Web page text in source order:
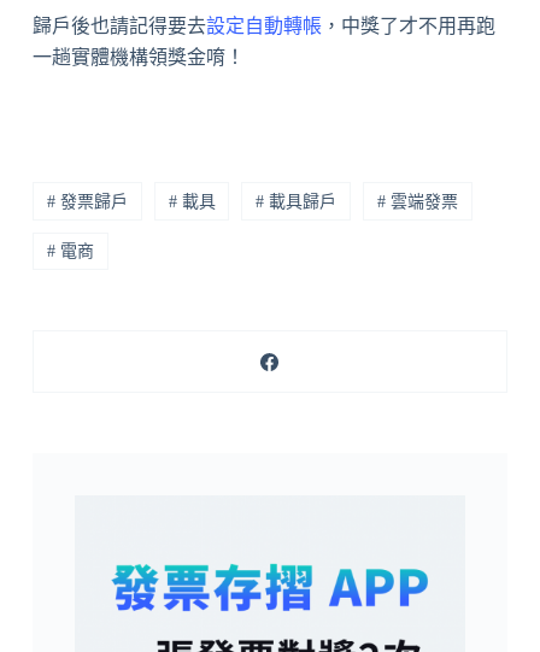
歸戶後也請記得要去設定自動轉帳，中獎了才不用再跑
一趟實體機構領獎金唷！
# 發票歸戶 # 載具 # 載具歸戶 # 雲端發票
# 電商